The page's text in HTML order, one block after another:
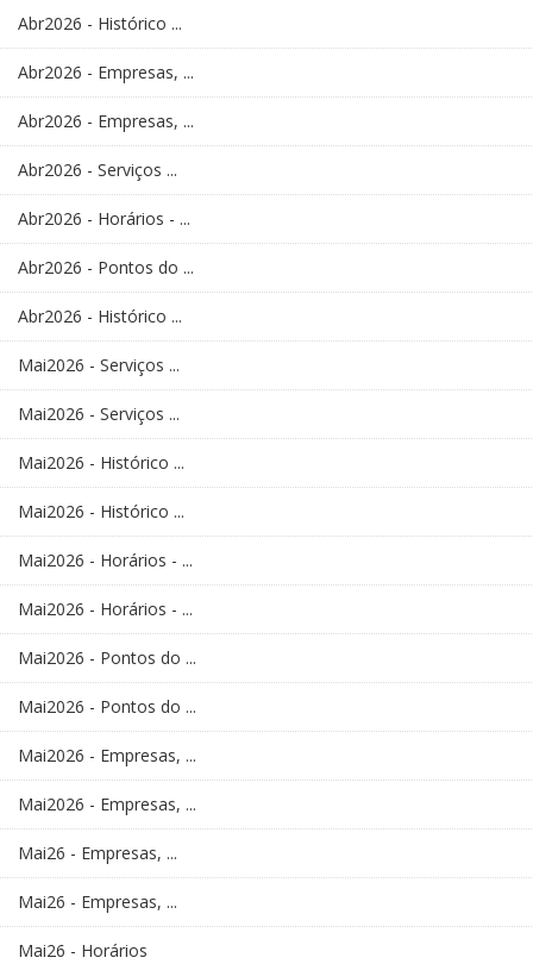
Abr2026 - Histórico ...
Abr2026 - Empresas, ...
Abr2026 - Empresas, ...
Abr2026 - Serviços ...
Abr2026 - Horários - ...
Abr2026 - Pontos do ...
Abr2026 - Histórico ...
Mai2026 - Serviços ...
Mai2026 - Serviços ...
Mai2026 - Histórico ...
Mai2026 - Histórico ...
Mai2026 - Horários - ...
Mai2026 - Horários - ...
Mai2026 - Pontos do ...
Mai2026 - Pontos do ...
Mai2026 - Empresas, ...
Mai2026 - Empresas, ...
Mai26 - Empresas, ...
Mai26 - Empresas, ...
Mai26 - Horários